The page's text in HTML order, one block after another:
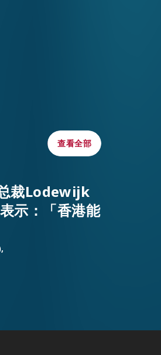
查看全部
查看全部
裁Lodewijk
示：「香港能